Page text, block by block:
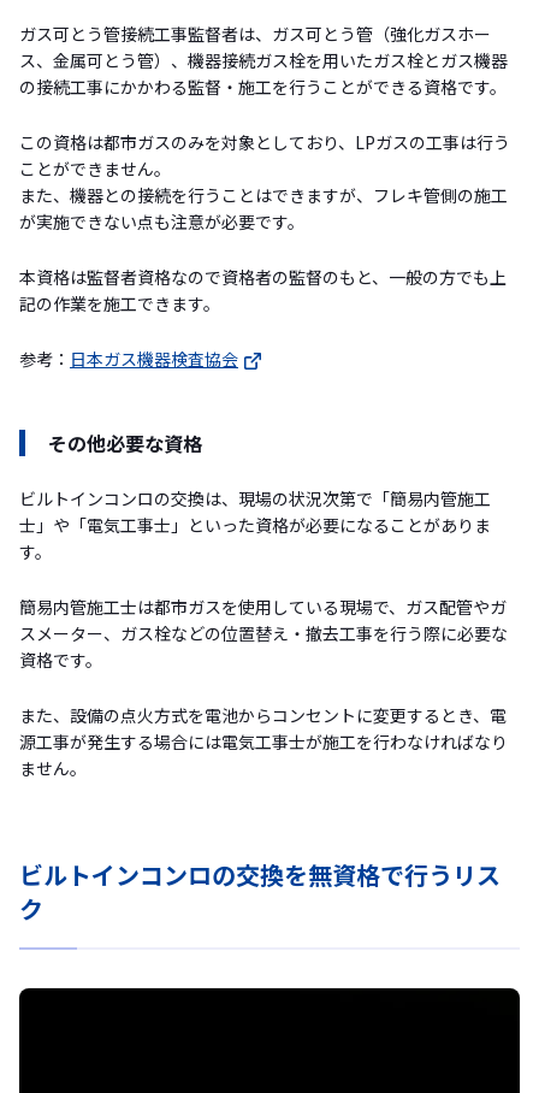
ガス可とう管接続工事監督者は、ガス可とう管（強化ガスホー
ス、金属可とう管）、機器接続ガス栓を用いたガス栓とガス機器
の接続工事にかかわる監督・施工を行うことができる資格です。
この資格は都市ガスのみを対象としており、LPガスの工事は行う
ことができません。
また、機器との接続を行うことはできますが、フレキ管側の施工
が実施できない点も注意が必要です。
本資格は監督者資格なので資格者の監督のもと、一般の方でも上
記の作業を施工できます。
参考： 日本ガス機器検査協会
その他必要な資格
ビルトインコンロの交換は、現場の状況次第で「簡易内管施工
士」や「電気工事士」といった資格が必要になることがありま
す。
簡易内管施工士は都市ガスを使用している現場で、ガス配管やガ
スメーター、ガス栓などの位置替え・撤去工事を行う際に必要な
資格です。
また、設備の点火方式を電池からコンセントに変更するとき、電
源工事が発生する場合には電気工事士が施工を行わなければなり
ません。
ビルトインコンロの交換を無資格で行うリス
ク